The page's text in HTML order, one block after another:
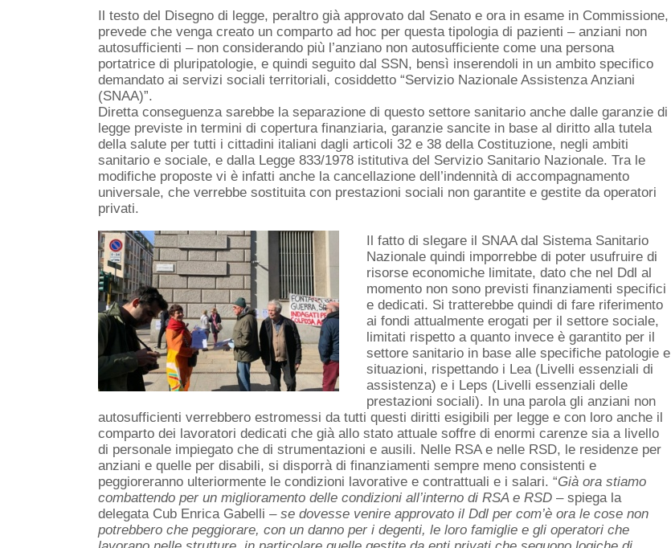
Il testo del Disegno di legge, peraltro già approvato dal Senato e ora in esame in Commissione,
prevede che venga creato un comparto ad hoc per questa tipologia di pazienti – anziani non
autosufficienti – non considerando più l’anziano non autosufficiente come una persona
portatrice di pluripatologie, e quindi seguito dal SSN, bensì inserendoli in un ambito specifico
demandato ai servizi sociali territoriali, cosiddetto “Servizio Nazionale Assistenza Anziani
(SNAA)”.
Diretta conseguenza sarebbe la separazione di questo settore sanitario anche dalle garanzie di
legge previste in termini di copertura finanziaria, garanzie sancite in base al diritto alla tutela
della salute per tutti i cittadini italiani dagli articoli 32 e 38 della Costituzione, negli ambiti
sanitario e sociale, e dalla Legge 833/1978 istitutiva del Servizio Sanitario Nazionale. Tra le
modifiche proposte vi è infatti anche la cancellazione dell’indennità di accompagnamento
universale, che verrebbe sostituita con prestazioni sociali non garantite e gestite da operatori
privati.
Il fatto di slegare il SNAA dal Sistema Sanitario
Nazionale quindi imporrebbe di poter usufruire di
risorse economiche limitate, dato che nel Ddl al
momento non sono previsti finanziamenti specifici
e dedicati. Si tratterebbe quindi di fare riferimento
ai fondi attualmente erogati per il settore sociale,
limitati rispetto a quanto invece è garantito per il
settore sanitario in base alle specifiche patologie e
situazioni, rispettando i Lea (Livelli essenziali di
assistenza) e i Leps (Livelli essenziali delle
prestazioni sociali). In una parola gli anziani non
autosufficienti verrebbero estromessi da tutti questi diritti esigibili per legge e con loro anche il
comparto dei lavoratori dedicati che già allo stato attuale soffre di enormi carenze sia a livello
di personale impiegato che di strumentazioni e ausili. Nelle RSA e nelle RSD, le residenze per
anziani e quelle per disabili, si disporrà di finanziamenti sempre meno consistenti e
peggioreranno ulteriormente le condizioni lavorative e contrattuali e i salari. “Già ora stiamo
combattendo per un miglioramento delle condizioni all’interno di RSA e RSD – spiega la
delegata Cub Enrica Gabelli – se dovesse venire approvato il Ddl per com’è ora le cose non
potrebbero che peggiorare, con un danno per i degenti, le loro famiglie e gli operatori che